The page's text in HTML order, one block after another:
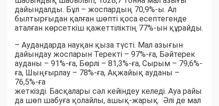
дайындалды. Бұл – жоспардың 70,9%-ы. Ал
былтырғыдан қалған шөпті қоса есептегенде
аталған көрсеткіш қажеттіліктің 77%-ын құрайды.
– Аудандарда науқан қыза түсті. Мал азығын
дайындау жоспарын Теректі – 97%-ға, Бәйтерек
ауданы – 91%-ға, Бөрлі – 81,3%-ға, Сырым – 79,6%-
ға, Шыңғырлау – 78%-ға, Ақжайық ауданы –
76,5%-ға
жеткізді. Басқалары сәл кейіндеу келеді. Ауа райы
да шөп шабуға қолайлы, ашық-жарық. Әлі де мал